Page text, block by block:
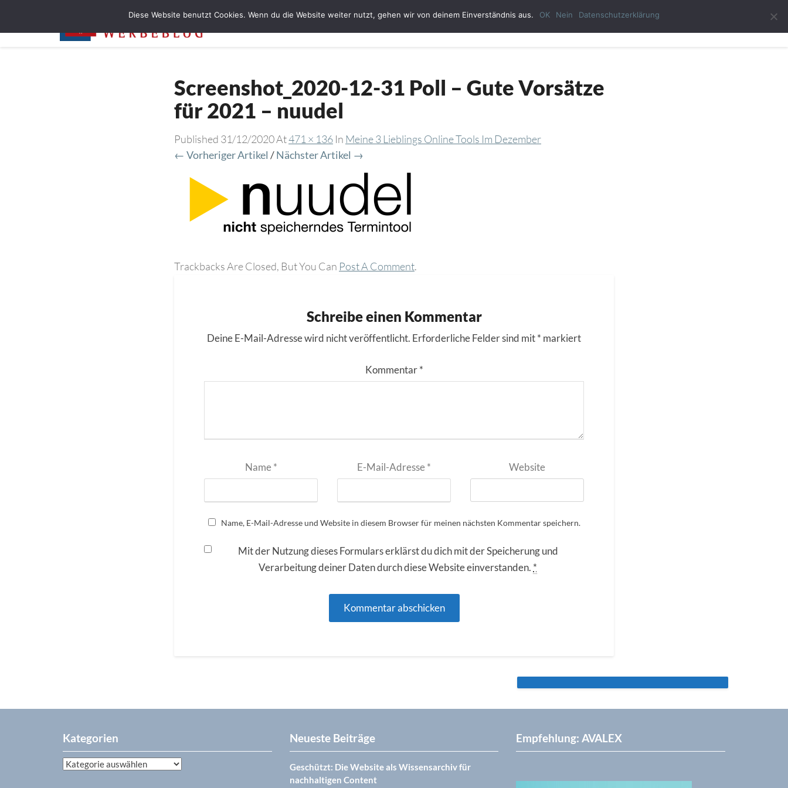
Startseite Bloggerin Ute Schmeiser Gast-Autor Impressum Datenschutzerklärung
Screenshot_2020-12-31 Poll – Gute Vorsätze
für 2021 – nuudel
Published 31/12/2020At471 × 136 In Meine 3 Lieblings Online Tools Im Dezember
← Vorheriger Artikel /Nächster Artikel →
Trackbacks Are Closed, But You Can Post A Comment.
Schreibe einen Kommentar
Deine E-Mail-Adresse wird nicht veröffentlicht. Erforderliche Felder sind mit* markiert
Kommentar*
Name* E-Mail-Adresse* Website
Name, E-Mail-Adresse und Website in diesem Browser für meinen nächsten Kommentar speichern.
Mit der Nutzung dieses Formulars erklärst du dich mit der Speicherung und
Verarbeitung deiner Daten durch diese Website einverstanden. *
Kategorien
Kategorien
Neueste Beiträge
Geschützt: Die Website als Wissensarchiv für
nachhaltigen Content
Empfehlung: AVALEX
Diese Website benutzt Cookies. Wenn du die Website weiter nutzt, gehen wir von deinem Einverständnis aus. OK Nein Datenschutzerklärung